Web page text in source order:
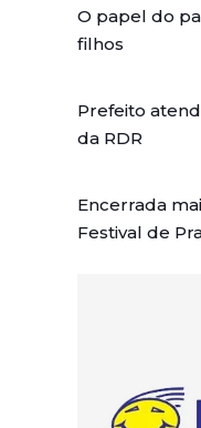
O papel do
filhos
Prefeito
da RDR
Encerrada
Festival de